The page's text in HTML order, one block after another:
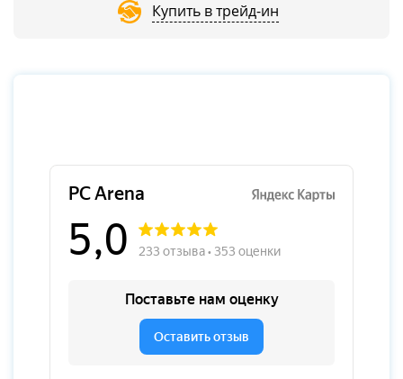
Купить в трейд-ин